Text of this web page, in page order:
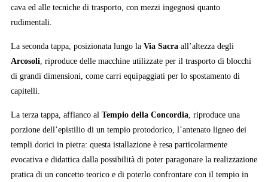
cava ed alle tecniche di trasporto, con mezzi ingegnosi quanto
rudimentali.
La seconda tappa, posizionata lungo la Via Sacraall’altezza degli
Arcosoli, riproduce delle macchine utilizzate per il trasporto di blocchi
di grandi dimensioni, come carri equipaggiati per lo spostamento di
capitelli.
La terza tappa, affianco al Tempio della Concordia, riproduce una
porzione dell’epistilio di un tempio protodorico, l’antenato ligneo dei
templi dorici in pietra: questa istallazione è resa particolarmente
evocativa e didattica dalla possibilità di poter paragonare la realizzazione
pratica di un concetto teorico e di poterlo confrontare con il tempio in